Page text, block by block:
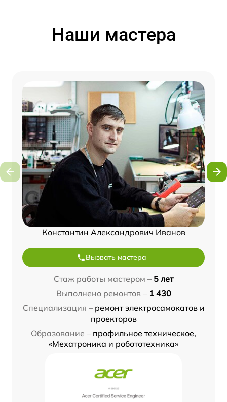
Наши мастера
Константин Александрович Иванов
Вызвать мастера
Стаж работы мастером – 5 лет
Выполнено ремонтов – 1 430
Специализация – ремонт электросамокатов и
проекторов
Образование – профильное техническое,
«Мехатроника и робототехника»